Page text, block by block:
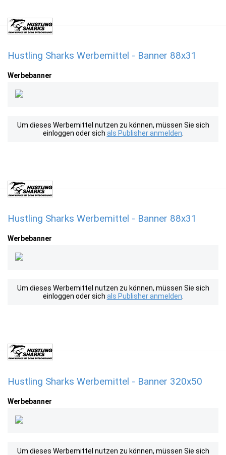
Hustling Sharks Werbemittel - Banner 88x31
Werbebanner
Um dieses Werbemittel nutzen zu können, müssen Sie sich
einloggen oder sich als Publisher anmelden
Hustling Sharks Werbemittel - Banner 88x31
Werbebanner
Um dieses Werbemittel nutzen zu können, müssen Sie sich
einloggen oder sich als Publisher anmelden
Hustling Sharks Werbemittel - Banner 320x50
Werbebanner
Um dieses Werbemittel nutzen zu können, müssen Sie sich